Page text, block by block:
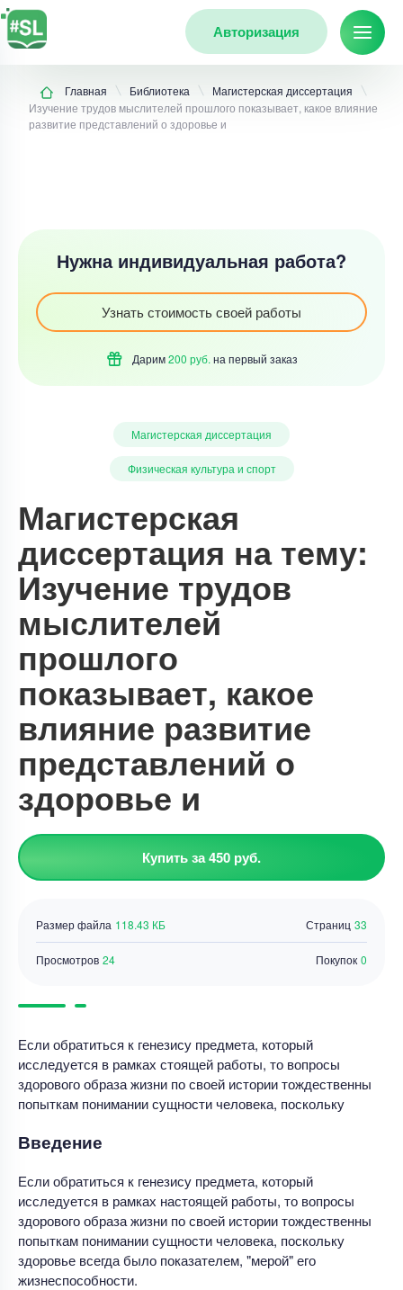
Авторизация
Главная Библиотека
Магистерская диссертация
Изучение трудов мыслителей прошлого показывает, какое влияние
развитие представлений о здоровье и
Нужна индивидуальная работа?
Узнать стоимость своей работы
Дарим200 руб. на первый заказ
Магистерская диссертация
Физическая культура и спорт
Магистерская
диссертация на тему:
Изучение трудов
мыслителей
прошлого
показывает, какое
влияние развитие
представлений о
здоровье и
Купить за 450 руб.
Страниц 33
Размер файла 118.43 КБ
Просмотров 24 Покупок 0
Если обратиться к генезису предмета, который
исследуется в рамках стоящей работы, то вопросы
здорового образа жизни по своей истории тождественны
попыткам понимании сущности человека, поскольку
Введение
Если обратиться к генезису предмета, который
исследуется в рамках настоящей работы, то вопросы
здорового образа жизни по своей истории тождественны
попыткам понимании сущности человека, поскольку
здоровье всегда было показателем, "мерой" его
жизнеспособности.